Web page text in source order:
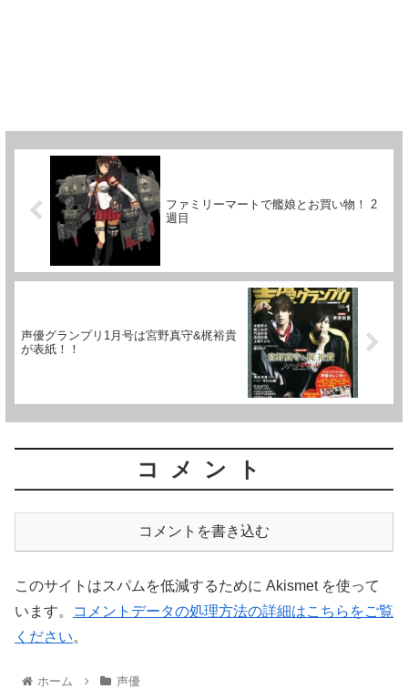
ファミリーマートで艦娘とお買い物！ 2
週目
声優グランプリ1月号は宮野真守&梶裕貴
が表紙！！
コメント
コメントを書き込む
このサイトはスパムを低減するために Akismet を使って
います。
コメントデータの処理方法の詳細はこちらをご覧
ください。
ホーム 声優